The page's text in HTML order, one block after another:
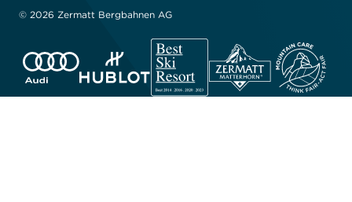
© 2026 Zermatt Bergbahnen AG